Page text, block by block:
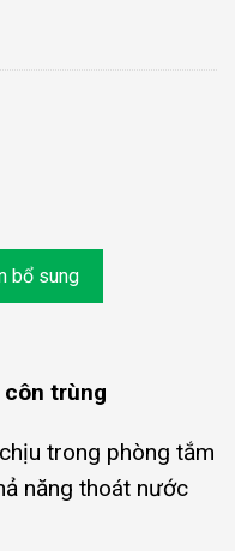
bổ sung
trùng
trong phòng tắm
năng thoát nước